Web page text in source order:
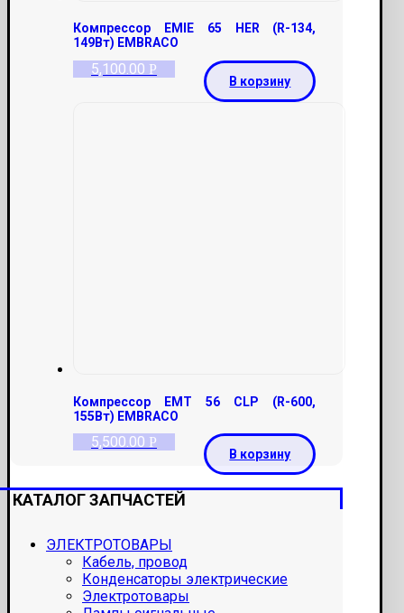
Компрессор EMIE 65 HER (R-134,
149Вт) EMBRACO
5,100.00 Р
В корзину
Компрессор EMT 56 CLP (R-600,
155Вт) EMBRACO
5,500.00 Р
В корзину
КАТАЛОГ ЗАПЧАСТЕЙ
ЭЛЕКТРОТОВАРЫ
Кабель, провод
Конденсаторы электрические
Электротовары